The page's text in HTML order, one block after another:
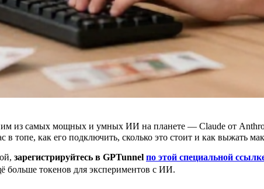
из самых мощных и умных ИИ на планете — Claude от
в топе, как его подключить, сколько это стоит и как выжать
зарегистрируйтесь в GPTunnel по этой специальной
токенов для экспериментов с ИИ.